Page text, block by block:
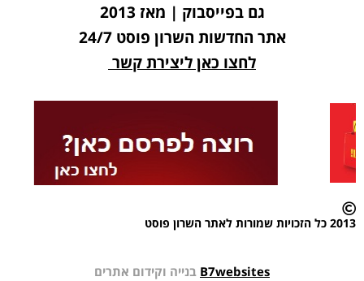
גם בפייסבוק | מאז 2013
אתר החדשות השרון פוסט 24/7
לחצו כאן ליצירת קשר
2013 כל הזכויות שמורות לאתר השרון פוסט
B7websites